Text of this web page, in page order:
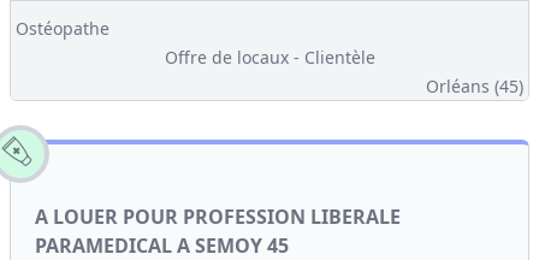
Ostéopathe
Offre de locaux - Clientèle
Orléans (45)
A LOUER POUR PROFESSION LIBERALE
PARAMEDICAL A SEMOY 45